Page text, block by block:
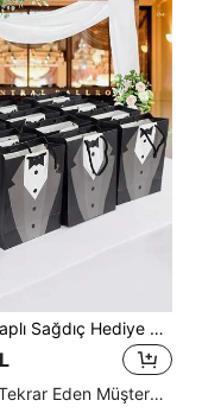
1/5 adet Saplı Sağdıç Hediye Çantaları, 9"X7.5"X3.5" Smokin Desenli Kravat Gömlek Smokin Desenli Kraft Kağıt Hediye Paketleme Çantaları Teklif, Yıldönümü Kutlamaları, Babalar Günü, Sevgililer Günü ve Nişan Partisi Hediyeleri Süslemeleri İçin
Yüksek Tekrar Eden Müşteriler